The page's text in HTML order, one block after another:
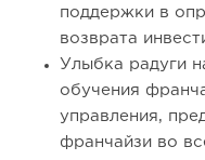
поддержки в
возврата
Улыбка радуги
обучения
управления,
франчайзи во